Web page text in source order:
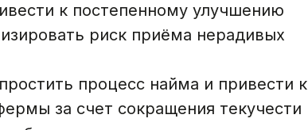
к постепенному улучшению
риск приёма нерадивых
процесс найма и привести к
за счет сокращения текучести